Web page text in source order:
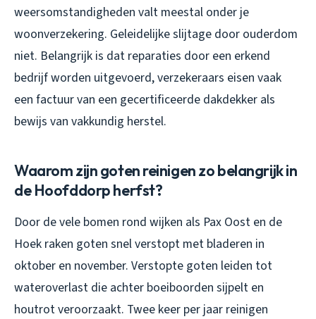
weersomstandigheden valt meestal onder je
woonverzekering. Geleidelijke slijtage door ouderdom
niet. Belangrijk is dat reparaties door een erkend
bedrijf worden uitgevoerd, verzekeraars eisen vaak
een factuur van een gecertificeerde dakdekker als
bewijs van vakkundig herstel.
Waarom zijn goten reinigen zo belangrijk in
de Hoofddorp herfst?
Door de vele bomen rond wijken als Pax Oost en de
Hoek raken goten snel verstopt met bladeren in
oktober en november. Verstopte goten leiden tot
wateroverlast die achter boeiboorden sijpelt en
houtrot veroorzaakt. Twee keer per jaar reinigen